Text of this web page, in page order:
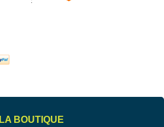
LA BOUTIQUE